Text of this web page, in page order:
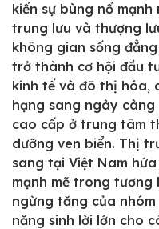
Tin tức
Giới thiệu
Dịch vụ quản lý BĐS
Liên hệ
Hotline: 0911 832 832
kiến sự bùng nổ
trung lưu và thượng
không gian sống
trở thành cơ hội đầu
kinh tế và đô thị hóa,
hạng sang ngày
cao cấp ở trung tâm
dưỡng ven biển. Thị
sang tại Việt Nam
mạnh mẽ trong tương
ngừng tăng của
năng sinh lời lớn cho